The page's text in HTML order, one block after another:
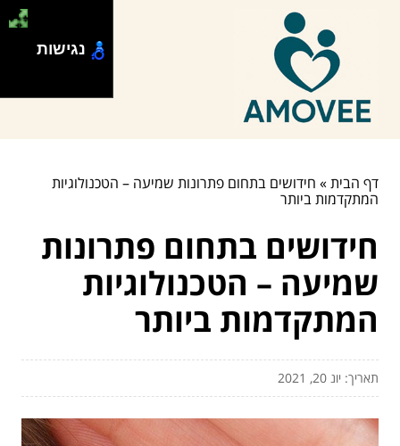
דף הבית» חידושים בתחום פתרונות שמיעה – הטכנולוגיות
המתקדמות ביותר
חידושים בתחום פתרונות
שמיעה – הטכנולוגיות
המתקדמות ביותר
תאריך: יונ 20, 2021
נגישות